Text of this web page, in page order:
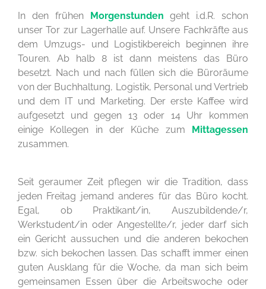
In den frühen Morgenstunden geht i.d.R. schon
unser Tor zur Lagerhalle auf. Unsere Fachkräfte aus
dem Umzugs- und Logistikbereich beginnen ihre
Touren. Ab halb 8 ist dann meistens das Büro
besetzt. Nach und nach füllen sich die Büroräume
von der Buchhaltung, Logistik, Personal und Vertrieb
und dem IT und Marketing. Der erste Kaffee wird
aufgesetzt und gegen 13 oder 14 Uhr kommen
einige Kollegen in der Küche zum Mittagessen
zusammen.
Seit geraumer Zeit pflegen wir die Tradition, dass
jeden Freitag jemand anderes für das Büro kocht.
Egal, ob Praktikant/in, Auszubildende/r,
Werkstudent/in oder Angestellte/r, jeder darf sich
ein Gericht aussuchen und die anderen bekochen
bzw. sich bekochen lassen. Das schafft immer einen
guten Ausklang für die Woche, da man sich beim
gemeinsamen Essen über die Arbeitswoche oder